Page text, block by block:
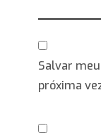
Salvar
próxima